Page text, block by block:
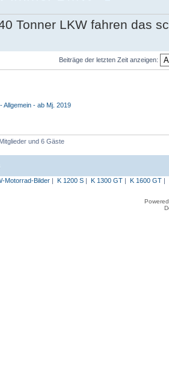
Tonner LKW fahren das
Beiträge der letzten Zeit anzeigen:
- ab Mj. 2019
und 6 Gäste
Motorrad-Bilder| K 1200 S| K 1300 GT| K 1600 GT|